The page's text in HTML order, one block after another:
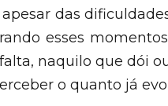
das
esses
naquilo que dói
o quanto já